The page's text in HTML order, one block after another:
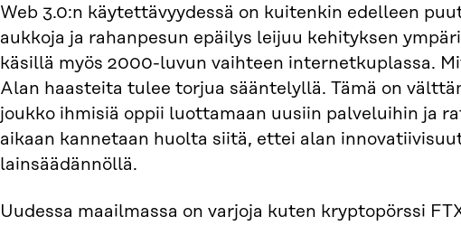
Web 3.0:n käytettävyydessä on kuitenkin edelleen
aukkoja ja rahanpesun epäilys leijuu kehityksen
käsillä myös 2000-luvun vaihteen internetkuplassa.
Alan haasteita tulee torjua sääntelyllä. Tämä on
joukko ihmisiä oppii luottamaan uusiin palveluihin ja
aikaan kannetaan huolta siitä, ettei alan
lainsäädännöllä.
Uudessa maailmassa on varjoja kuten kryptopörssi